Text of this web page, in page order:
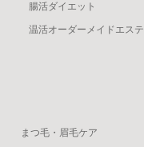
腸活ダイエット
温活オーダーメイドエステ
まつ毛・眉毛ケア